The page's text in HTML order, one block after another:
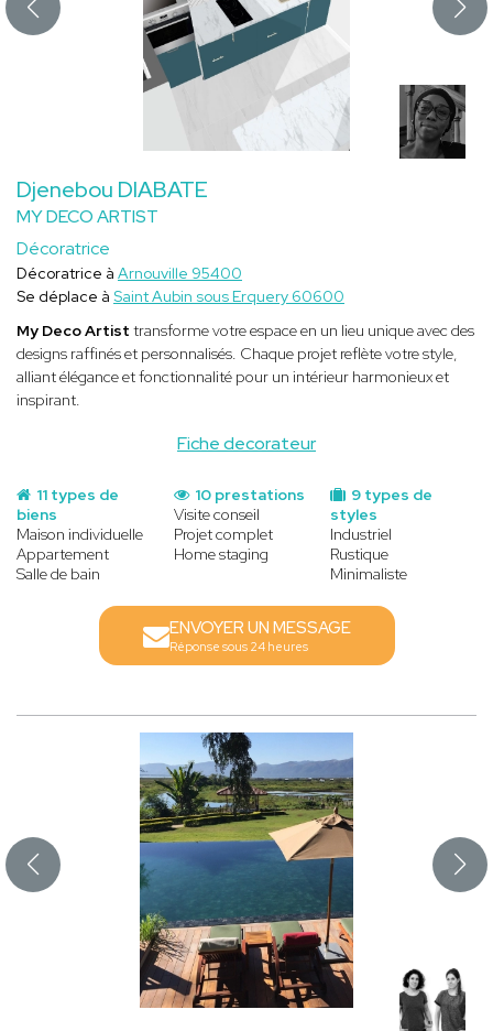
Djenebou DIABATE
MY DECO ARTIST
Décoratrice
Fiche decorateur
Décoratrice à Arnouville 95400
Se déplace à Saint Aubin sous Erquery 60600
My Deco Artist transforme votre espace en un lieu unique avec des
designs raffinés et personnalisés. Chaque projet reflète votre style,
alliant élégance et fonctionnalité pour un intérieur harmonieux et
inspirant.
11 types de
biens
Maison individuelle
Appartement
Salle de bain
9 types de
styles
Industriel
Rustique
Minimaliste
10 prestations
Visite conseil
Projet complet
Home staging
ENVOYER UN MESSAGE
Réponse sous 24 heures